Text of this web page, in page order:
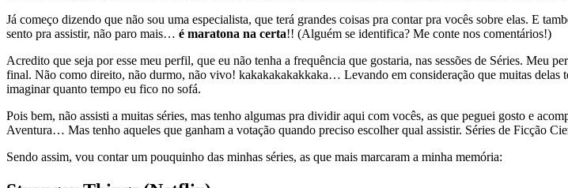
Já começo dizendo que não sou uma especialista, que terá grandes coisas pra contar pra vocês sobre elas. E
sento pra assistir, não paro mais… é maratona na certa!! (Alguém se identifica? Me conte nos comentários!)
Acredito que seja por esse meu perfil, que eu não tenha a frequência que gostaria, nas sessões de Séries. Meu
final. Não como direito, não durmo, não vivo! kakakakakakkaka… Levando em consideração que muitas delas
imaginar quanto tempo eu fico no sofá.
Pois bem, não assisti a muitas séries, mas tenho algumas pra dividir aqui com vocês, as que peguei gosto e
Aventura… Mas tenho aqueles que ganham a votação quando preciso escolher qual assistir. Séries de Ficção
Sendo assim, vou contar um pouquinho das minhas séries, as que mais marcaram a minha memória: